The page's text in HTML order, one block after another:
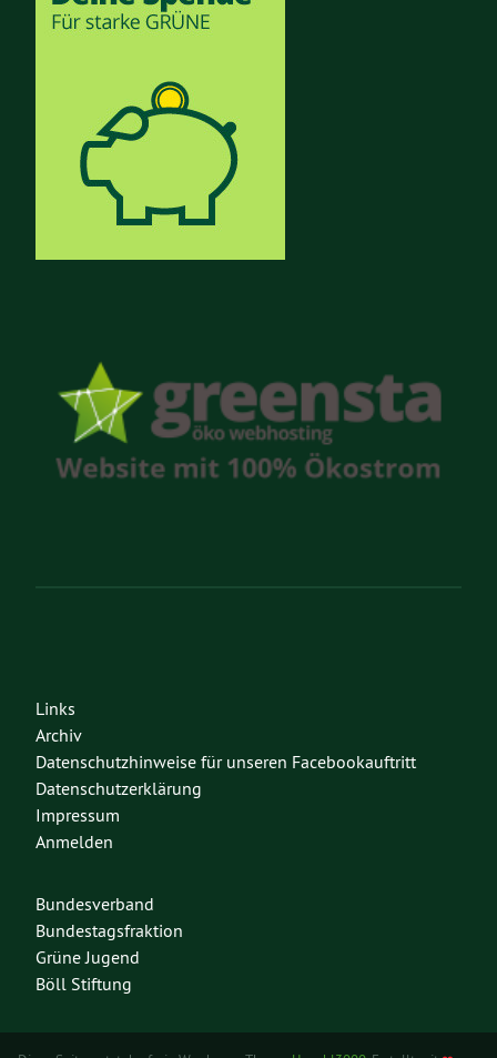
Links
Archiv
Datenschutzhinweise für unseren Facebookauftritt
Datenschutzerklärung
Impressum
Anmelden
Bundesverband
Bundestagsfraktion
Grüne Jugend
Böll Stiftung